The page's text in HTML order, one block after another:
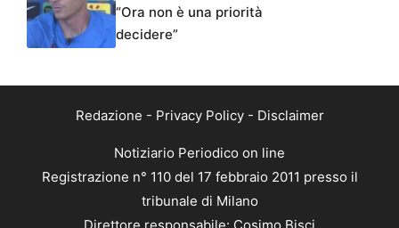
“Ora non è una priorità
decidere”
Redazione - Privacy Policy- Disclaimer
Notiziario Periodico on line
Registrazione n° 110 del 17 febbraio 2011 presso il
tribunale di Milano